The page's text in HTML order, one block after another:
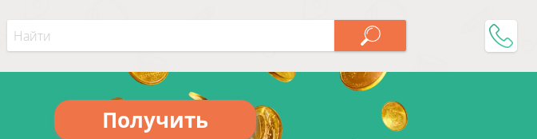
Получить